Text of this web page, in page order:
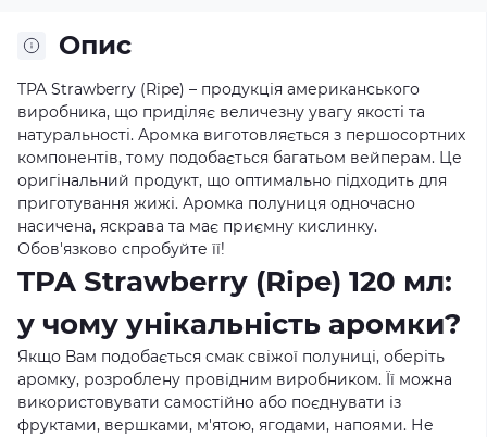
Опис
TPA Strawberry (Ripe) – продукція американського
виробника, що приділяє величезну увагу якості та
натуральності. Аромка виготовляється з першосортних
компонентів, тому подобається багатьом вейперам. Це
оригінальний продукт, що оптимально підходить для
приготування жижі. Аромка полуниця одночасно
насичена, яскрава та має приємну кислинку.
Обов'язково спробуйте її!
TPA Strawberry (Ripe) 120 мл:
у чому унікальність аромки?
Якщо Вам подобається смак свіжої полуниці, оберіть
аромку, розроблену провідним виробником. Її можна
використовувати самостійно або поєднувати із
фруктами, вершками, м'ятою, ягодами, напоями. Не